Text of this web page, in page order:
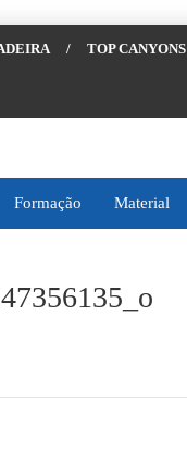
/ TOP CANYONS
Formação Material